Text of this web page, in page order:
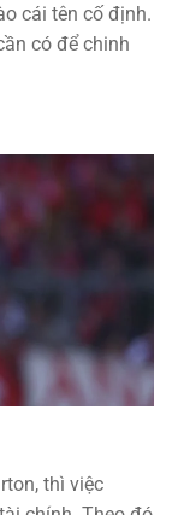
cái tên cố định.
có để chinh
thì việc